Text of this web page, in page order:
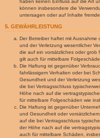
haben keinen Einfluss auf die Art
können insbesondere die
untersagen oder auf Inhalte
5. GEWÄHRLEISTUNG
Der Betreiber haftet mit
und der Verletzung wesentlicher
die auf ein vorsätzliches oder grob
gilt auch für mittelbare
Die Haftung ist gegenüber
fahrlässigem Verhalten oder bei
Gesundheit und der Verletzung
die bei Vertragsschluss
Höhe nach auf die
für mittelbare Folgeschäden wie
Die Haftung ist gegenüber
und Gesundheit oder
auf die bei Vertragsschluss
der Höhe nach auf die
auch für mittelbare Schäden,